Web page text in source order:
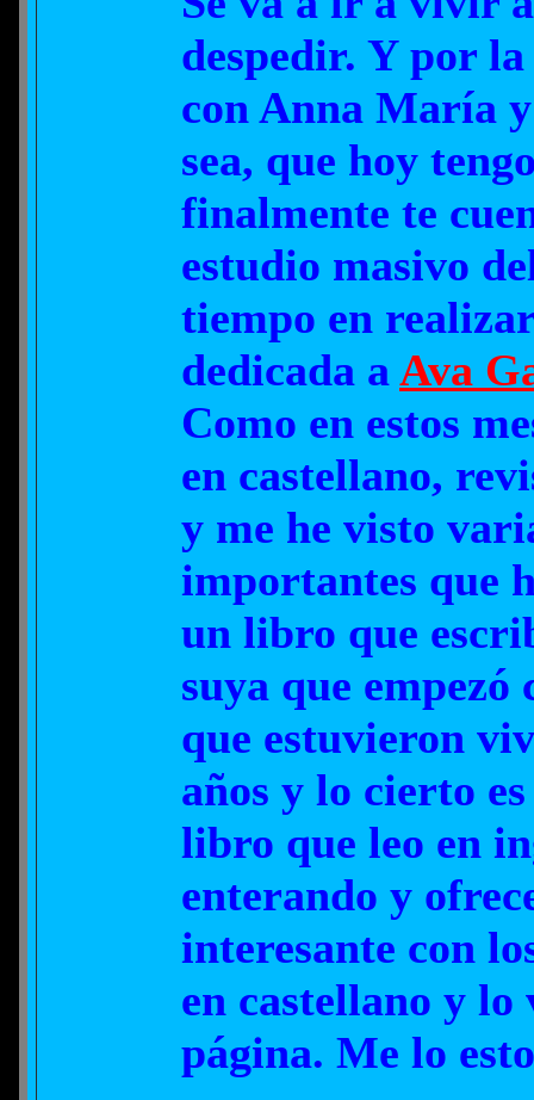
despedir. Y por
con Anna María
sea, que hoy
finalmente te
estudio masivo
tiempo en
dedicada a Ava
Como en estos
en castellano,
y me he visto
importantes que
un libro que
suya que empezó
que estuvieron
años y lo cierto
libro que leo en
enterando y
interesante con
en castellano y
página. Me lo